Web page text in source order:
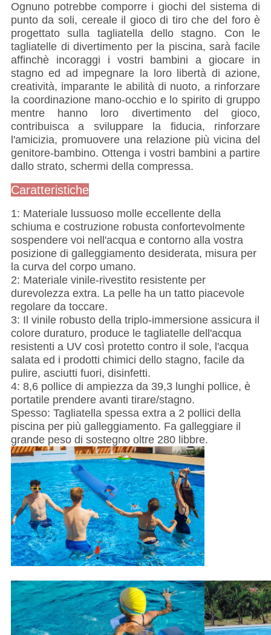
Ognuno potrebbe comporre i giochi del sistema di
punto da soli, cereale il gioco di tiro che del foro è
progettato sulla tagliatella dello stagno. Con le
tagliatelle di divertimento per la piscina, sarà facile
affinchè incoraggi i vostri bambini a giocare in
stagno ed ad impegnare la loro libertà di azione,
creatività, imparante le abilità di nuoto, a rinforzare
la coordinazione mano-occhio e lo spirito di gruppo
mentre hanno loro divertimento del gioco,
contribuisca a sviluppare la fiducia, rinforzare
l'amicizia, promuovere una relazione più vicina del
genitore-bambino. Ottenga i vostri bambini a partire
dallo strato, schermi della compressa.
Caratteristiche
1: Materiale lussuoso molle eccellente della
schiuma e costruzione robusta confortevolmente
sospendere voi nell'acqua e contorno alla vostra
posizione di galleggiamento desiderata, misura per
la curva del corpo umano.
2: Materiale vinile-rivestito resistente per
durevolezza extra. La pelle ha un tatto piacevole
regolare da toccare.
3: Il vinile robusto della triplo-immersione assicura il
colore duraturo, produce le tagliatelle dell'acqua
resistenti a UV così protetto contro il sole, l'acqua
salata ed i prodotti chimici dello stagno, facile da
pulire, asciutti fuori, disinfetti.
4: 8,6 pollice di ampiezza da 39,3 lunghi pollice, è
portatile prendere avanti tirare/stagno.
Spesso: Tagliatella spessa extra a 2 pollici della
piscina per più galleggiamento. Fa galleggiare il
grande peso di sostegno oltre 280 libbre.